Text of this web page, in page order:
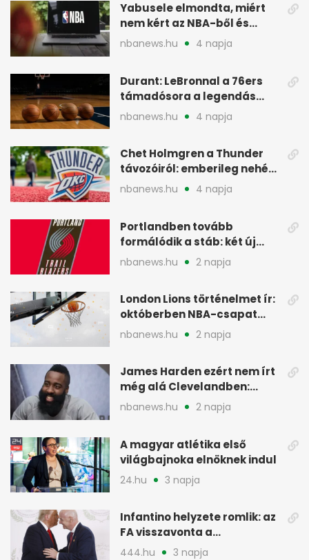
Yabusele elmondta, miért
nem kért az NBA-ből és
miért jött Európába
nbanews.hu 4 napja
Durant: LeBronnal a 76ers
támadósora a legendás
Warriorsra emlékeztet
nbanews.hu 4 napja
Chet Holmgren a Thunder
távozóiról: emberileg nehéz,
de bízik
nbanews.hu 4 napja
Portlandben tovább
formálódik a stáb: két új
szakember a Blazersnél
nbanews.hu 2 napja
London Lions történelmet ír:
októberben NBA-csapat
ellen lép pályára
nbanews.hu 2 napja
James Harden ezért nem írt
még alá Clevelandben:
pénzügyi okok
nbanews.hu 2 napja
A magyar atlétika első
világbajnoka elnöknek indul
24.hu 3 napja
Infantino helyzete romlik: az
FA visszavonta a
támogatását, jöhet a
444.hu 3 napja